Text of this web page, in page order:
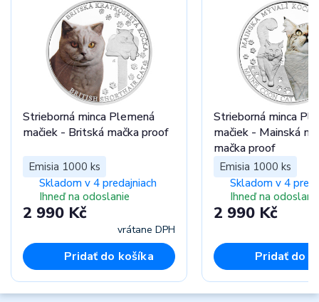
Strieborná minca Plemená
mačiek - Britská mačka proof
Emisia 1000 ks
Skladom v 4 predajniach
Ihneď na odoslanie
2 990 Kč
vrátane DPH
Pridať do košíka
Strieborná minca
mačiek - Mainská
mačka proof
Emisia 1000 ks
Skladom v 4
Ihneď na
2 990 Kč
Pridať do